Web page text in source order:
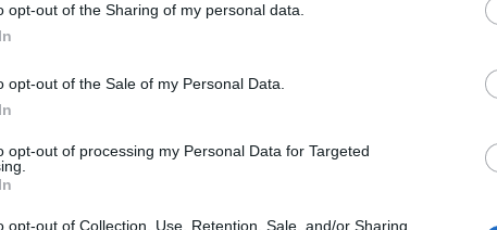
opt-out of the Sharing of my personal data.
opt-out of the Sale of my Personal Data.
opt-out of processing my Personal Data for Targeted
opt-out of Collection, Use, Retention, Sale, and/or Sharing
Kollár-Klemencz László)
elválaszthatatlanságról, egy abszurd
szeretőm, az is csak érted volna.
népdal feldolgozás)
gyerekelőadásban hallottam először, hat csángó
nagyon szuggesztív minimalista, és
modern.